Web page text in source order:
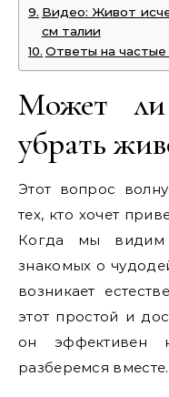
Видео: Живот
см талии
Ответы на частые
Может
убрать
Этот вопрос
тех, кто хочет
Когда мы
знакомых о
возникает
этот простой и
он эффективен
разберемся вместе.